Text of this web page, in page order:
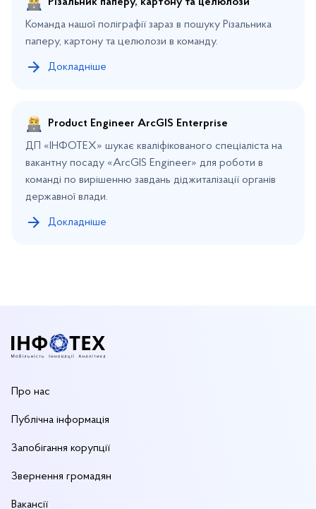
Команда нашої поліграфії зараз в пошуку Різальника
паперу, картону та целюлози в команду.
Докладніше
Product Engineer ArcGIS Enterprise
ДП «ІНФОТЕХ» шукає кваліфікованого спеціаліста на
вакантну посаду «ArcGIS Engineer» для роботи в
команді по вирішенню завдань діджиталізації органів
державної влади.
Докладніше
Про нас
Публічна інформація
Запобігання корупції
Звернення громадян
Вакансії